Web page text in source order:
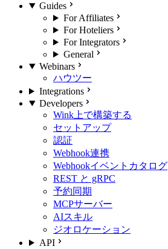
Guides
For Affiliates
For Hoteliers
For Integrators
General
Webinars
ハウツー
Integrations
Developers
Wink上で構築する
セットアップ
認証
Webhook連携
Webhookイベントカタログ
REST と gRPC
予約同期
MCPサーバー
AIスキル
ジオロケーション
API